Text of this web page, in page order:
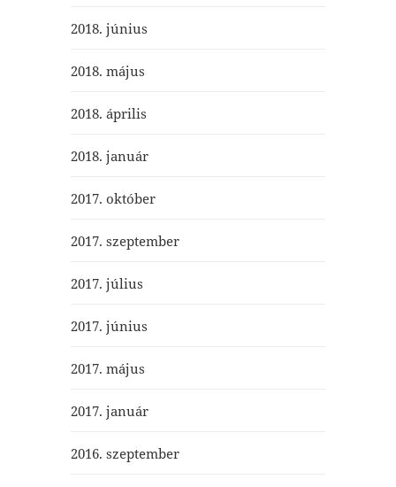
2018. június
2018. május
2018. április
2018. január
2017. október
2017. szeptember
2017. július
2017. június
2017. május
2017. január
2016. szeptember